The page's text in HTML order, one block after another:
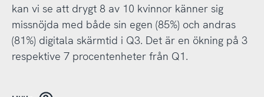
kan vi se att drygt 8 av 10 kvinnor känner sig
missnöjda med både sin egen (85%) och andras
(81%) digitala skärmtid i Q3. Det är en ökning på 3
respektive 7 procentenheter från Q1.